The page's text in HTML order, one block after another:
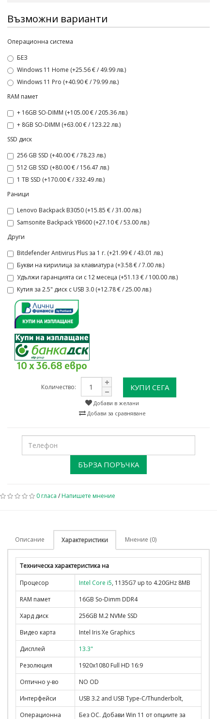
Възможни варианти
Операционна система
БЕЗ
Windows 11 Home (+25.56 € / 49.99 лв.)
Windows 11 Pro (+40.90 € / 79.99 лв.)
RAM памет
+ 16GB SO-DIMM (+105.00 € / 205.36 лв.)
+ 8GB SO-DIMM (+63.00 € / 123.22 лв.)
SSD диск
256 GB SSD (+40.00 € / 78.23 лв.)
512 GB SSD (+80.00 € / 156.47 лв.)
1 TB SSD (+170.00 € / 332.49 лв.)
Раници
Lenovo Backpack B3050 (+15.85 € / 31.00 лв.)
Samsonite Backpack YB600 (+27.10 € / 53.00 лв.)
Други
Bitdefender Antivirus Plus за 1 г. (+21.99 € / 43.01 лв.)
Букви на кирилица за клавиатура (+3.58 € / 7.00 лв.)
Удължи гаранцията си с 12 месеца (+51.13 € / 100.00 лв.)
Кутия за 2.5" диск с USB 3.0 (+12.78 € / 25.00 лв.)
10 x 36.68 евро
Количество: КУПИ СЕГА
Добави в желани
Добави за сравняване
БЪРЗА ПОРЪЧКА
0 гласа /Напишете мнение
Описание Характеристики Мнение (0)
Техническа характеристика на
Процесор Intel Core i5, 1135G7 up to 4.20GHz 8MB
RAM памет
16GB So-Dimm DDR4
Хард диск
256GB M.2 NVMe SSD
Видео карта
Intel Iris Xe Graphics
Дисплей
13.3"
Резолюция
1920x1080 Full HD 16:9
Оптично у-во
NO OD
Интерфейси
USB 3.2 and USB Type-C/Thunderbolt,
Операционна
Без ОС. Добави Win 11 от опциите за